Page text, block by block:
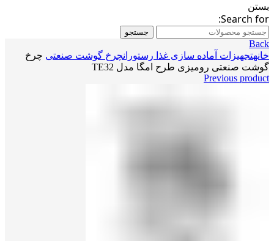
بستن
Search for:
جستجو
Back
خانهتجهیزات آماده سازی غذا رستورانچرخ گوشت صنعتی چرخ
گوشت صنعتی رومیزی طرح امگا مدل TE32
Previous product